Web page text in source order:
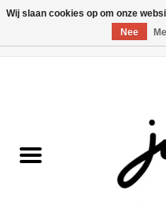
Kledij jongens
Wij slaan cookies op om onze
Nee